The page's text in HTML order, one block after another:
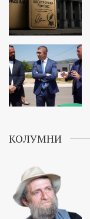
КОЛУМНИ